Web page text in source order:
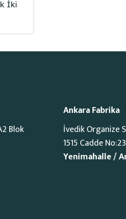
İki
Blok
Ankara Fabrika
İvedik Organize
1515 Cadde No:23
Yenimahalle /